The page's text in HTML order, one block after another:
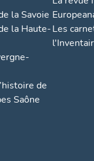
la Savoie
la Haute-
de
Saône
Les